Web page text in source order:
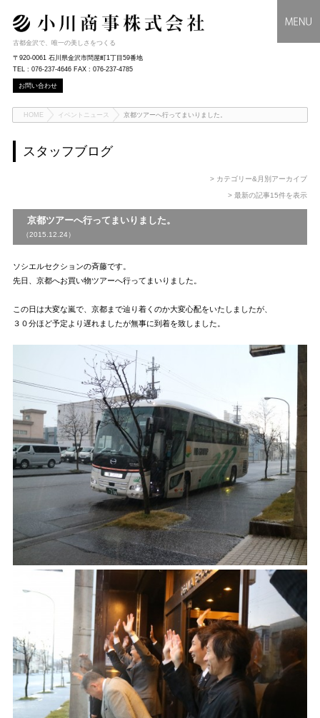
古都金沢で、唯一の美しさをつくる
〒920-0061 石川県金沢市問屋町1丁目59番地
TEL : 076-237-4646 FAX : 076-237-4785
お問い合わせ
HOME イベントニュース 京都ツアーへ行ってまいりました。
スタッフブログ
> カテゴリー&月別アーカイブ
> 最新の記事15件を表示
京都ツアーへ行ってまいりました。
（2015.12.24）
ソシエルセクションの斉藤です。
先日、京都へお買い物ツアーへ行ってまいりました。
この日は大変な嵐で、京都まで辿り着くのか大変心配をいたしましたが、
３０分ほど予定より遅れましたが無事に到着を致しました。